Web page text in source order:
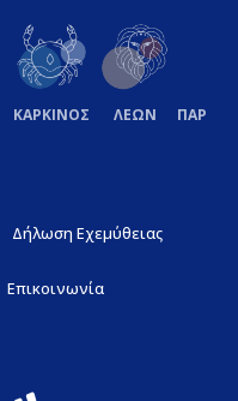
ΚΑΡΚΙΝΟΣ ΛΕΩΝ
Δήλωση Εχεμύθειας
Επικοινωνία